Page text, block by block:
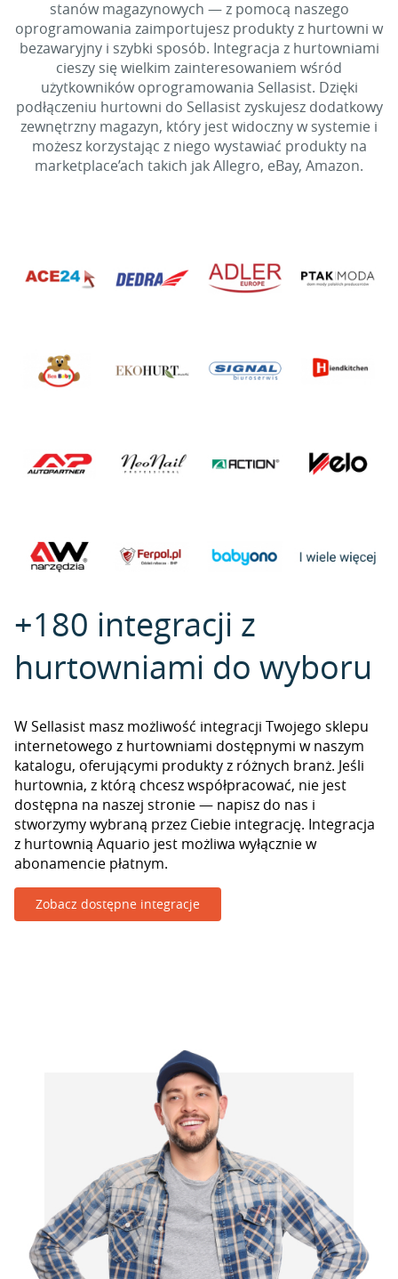
stanów magazynowych — z pomocą naszego
oprogramowania zaimportujesz produkty z hurtowni w
bezawaryjny i szybki sposób. Integracja z hurtowniami
cieszy się wielkim zainteresowaniem wśród
użytkowników oprogramowania Sellasist. Dzięki
podłączeniu hurtowni do Sellasist zyskujesz dodatkowy
zewnętrzny magazyn, który jest widoczny w systemie i
możesz korzystając z niego wystawiać produkty na
marketplace’ach takich jak Allegro, eBay, Amazon.
+180 integracji z
hurtowniami do wyboru
W Sellasist masz możliwość integracji Twojego sklepu
internetowego z hurtowniami dostępnymi w naszym
katalogu, oferującymi produkty z różnych branż. Jeśli
hurtownia, z którą chcesz współpracować, nie jest
dostępna na naszej stronie — napisz do nas i
stworzymy wybraną przez Ciebie integrację. Integracja
z hurtownią Aquario jest możliwa wyłącznie w
abonamencie płatnym.
Zobacz dostępne integracje